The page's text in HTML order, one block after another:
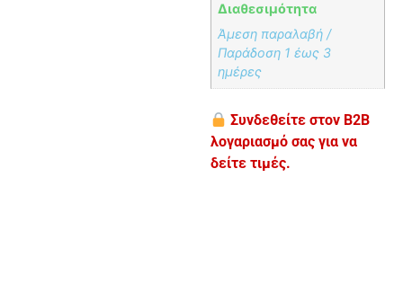
Διαθεσιμότητα
Άμεση παραλαβή /
Παράδoση 1 έως 3
ημέρες
Συνδεθείτε στον B2B
λογαριασμό σας για να
δείτε τιμές.